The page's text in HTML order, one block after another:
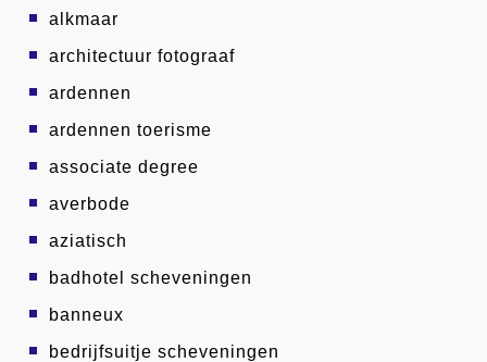
alkmaar
architectuur fotograaf
ardennen
ardennen toerisme
associate degree
averbode
aziatisch
badhotel scheveningen
banneux
bedrijfsuitje scheveningen